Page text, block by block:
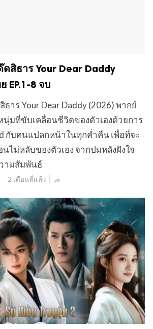
ดสิธาร Your Dear Daddy
EP.1-8 จบ
ธาร Your Dear Daddy (2026) พากย์
นุ่มที่ขับเคลื่อนชีวิตของตัวเองด้วยการ
กับคนแปลกหน้าในทุกค่ำคืน เพื่อที่จะ
ไม่หลับของตัวเอง จากปมหลังฝังใจ
ามสัมพันธ์
2 เดือนที่แล้ว 